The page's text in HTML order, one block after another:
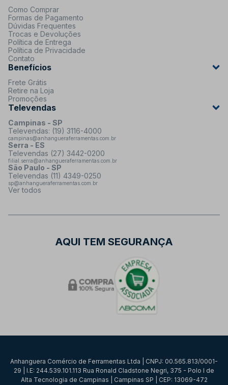
Como Comprar
Formas de Pagamento
Dúvidas Frequentes
Trocas e Devoluções
Política de Entrega
Política de Privacidade
Contato
Benefícios
Frete Grátis
Retire na Loja
Promoções
Televendas
Campinas - SP
Televendas: (19) 3116-4000
campinas@anhangueraferramentas.com.br
Serra - ES
Televendas (27) 3442-0200
filial.serra@anhangueraferramentas.com.br
São Paulo - SP
Televendas (11) 4349-0250
sp@anhangueraferramentas.com.br
Ver todos
AQUI TEM SEGURANÇA
Anhanguera Comércio de Ferramentas Ltda | CNPJ: 00.565.813/0001-
29 | I.E: 244.539.101.113 Rua Ronald Cladstone Negri, 375 - Polo I de
Alta Tecnologia de Campinas | Campinas SP | CEP: 13069-472